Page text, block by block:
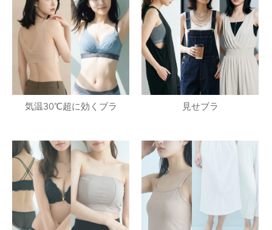
気温30℃超に効くブラ 見せブラ